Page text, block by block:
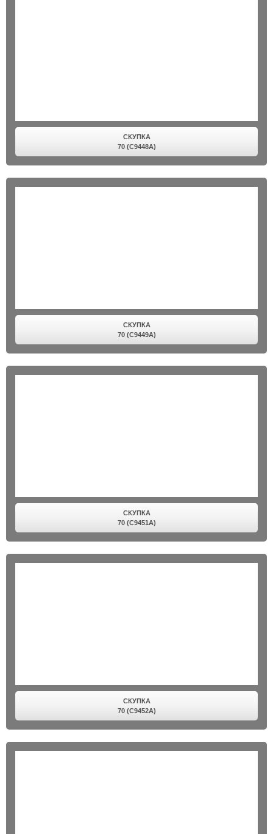
СКУПКА
70 (C9448A)
СКУПКА
70 (C9449A)
СКУПКА
70 (C9451A)
СКУПКА
70 (C9452A)